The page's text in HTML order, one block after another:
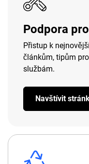
Podpora
Přistup k
článkům, tipům
službám.
Navštívit